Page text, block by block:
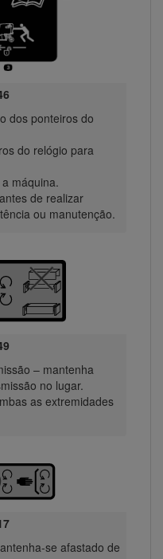
dos ponteiros do
do relógio para
máquina.
de realizar
ou manutenção.
– mantenha
no lugar.
as extremidades
se afastado de